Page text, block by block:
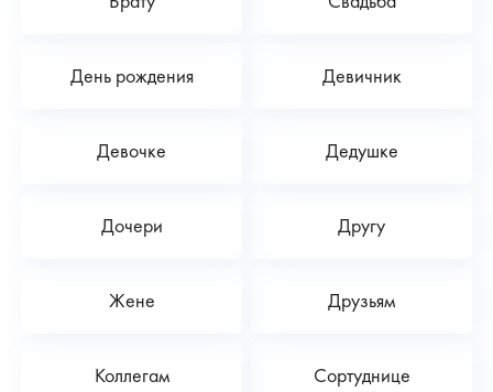
День рождения Девичник
Девочке Дедушке
Дочери Другу
Жене Друзьям
Коллегам Сортуднице